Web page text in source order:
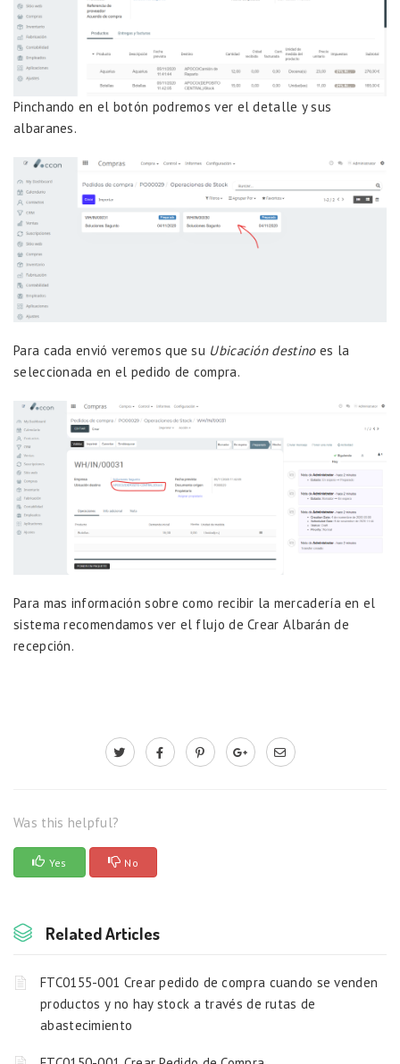
Pinchando en el botón podremos ver el detalle y sus
albaranes.
Para cada envió veremos que su Ubicación destinoes la
seleccionada en el pedido de compra.
Para mas información sobre como recibir la mercadería en el
sistema recomendamos ver el flujo deCrear Albarán de
recepción.
Was this helpful?
Yes No
Related Articles
FTC0155-001 Crear pedido de compra cuando se venden
productos y no hay stock a través de rutas de
abastecimiento